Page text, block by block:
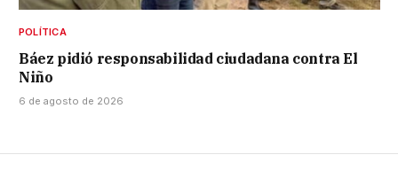
POLÍTICA
Báez pidió responsabilidad ciudadana contra El
Niño
6 de agosto de 2026